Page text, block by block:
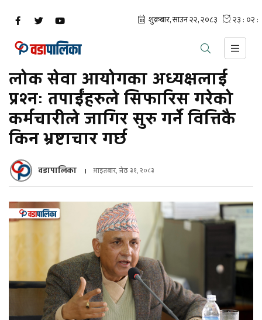
लोक सेवा आयोगका अध्यक्षलाई
प्रश्नः तपाईंहरुले सिफारिस गरेको
कर्मचारीले जागिर सुरु गर्ने वित्तिकै
किन भ्रष्टाचार गर्छ
वडापालिका आइतबार, जेठ ३१, २०८३